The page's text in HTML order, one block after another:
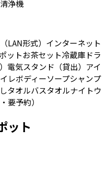
浄機
LAN形式） インターネット
ットお茶セット冷蔵庫ドラ
電気スタンド（貸出） アイ
レボディーソープシャンプ
タオルバスタオルナイトウ
要予約）
ット